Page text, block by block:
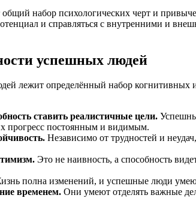
набор психологических черт и
и справляться с внутренними и
успешных людей
лежит определённый набор когнитивных
ставить реалистичные цели.
прогресс постоянным и видимым.
Независимо от трудностей и
Это не наивность, а способность
полна изменений, и успешные люди
временем. Они умеют отделять важные